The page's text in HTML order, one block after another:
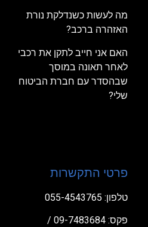
מה לעשות כשנדלקת נורת
האזהרה ברכב?
האם אני חייב לתקן את רכבי
לאחר תאונה במוסך
שבהסדר עם חברת הביטוח
שלי?
פרטי התקשרות
טלפון: 055-4543765
פקס: 09-7483684 /